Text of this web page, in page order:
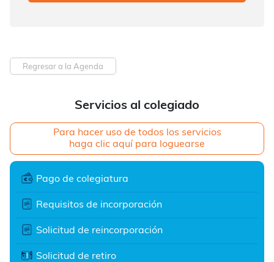
Servicios al colegiado
Para hacer uso de todos los servicios
haga clic aquí para loguearse
Pago de colegiatura
Requisitos de incorporación
Solicitud de reincorporación
Solicitud de retiro
Regresar a la Agenda